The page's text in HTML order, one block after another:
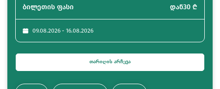
ბილეთის ფასი დან30 ₾
09.08.2026 - 16.08.2026
ᲗᲐᲠᲘᲦᲘᲡ ᲐᲠᲩᲔᲕᲐ